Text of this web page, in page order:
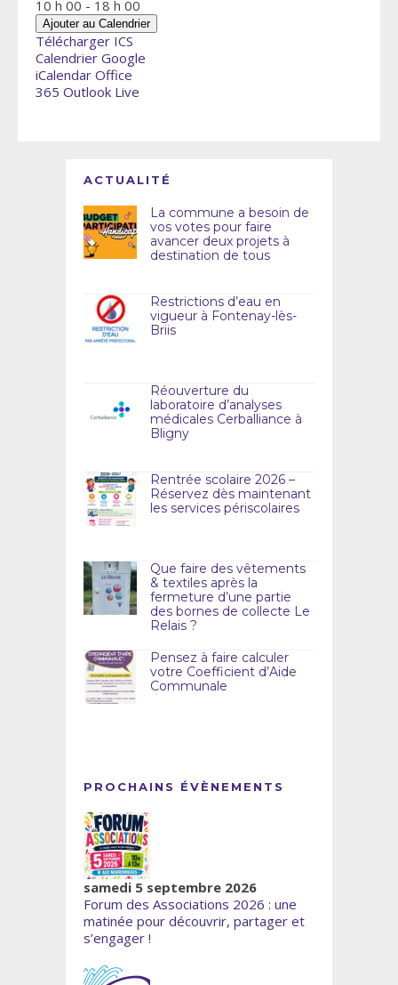
10 h 00 - 18 h 00
Ajouter au Calendrier
Télécharger ICS
Calendrier Google
iCalendar Office
365 Outlook Live
ACTUALITÉ
La commune a besoin de
vos votes pour faire
avancer deux projets à
destination de tous
Restrictions d’eau en
vigueur à Fontenay-lès-
Briis
Réouverture du
laboratoire d’analyses
médicales Cerballiance à
Bligny
Rentrée scolaire 2026 –
Réservez dès maintenant
les services périscolaires
Que faire des vêtements
& textiles après la
fermeture d’une partie
des bornes de collecte Le
Relais ?
Pensez à faire calculer
votre Coefficient d’Aide
Communale
PROCHAINS ÉVÈNEMENTS
samedi 5 septembre 2026
Forum des Associations 2026 : une
matinée pour découvrir, partager et
s’engager !